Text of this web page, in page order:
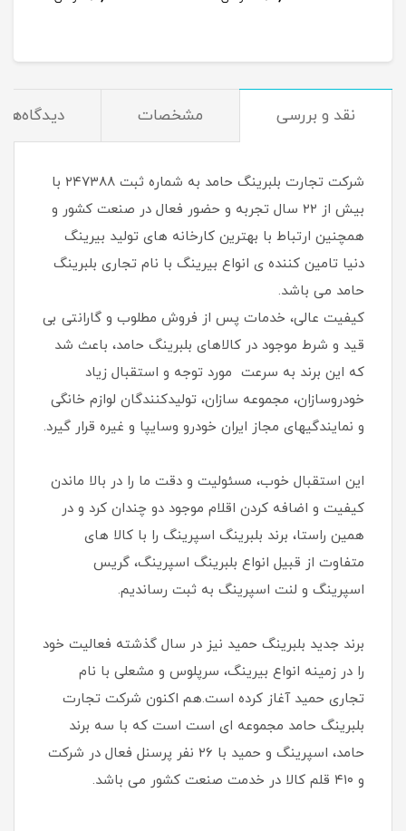
نقد و بررسی مشخصات دیدگاه‌ها
شرکت تجارت بلبرینگ حامد به شماره ثبت ۲۴۷۳۸۸ با
بیش از ۲۲ سال تجربه و حضور فعال در صنعت کشور و
همچنین ارتباط با بهترین کارخانه های تولید بیرینگ
دنیا تامین کننده ی انواع بیرینگ با نام تجاری بلبرینگ
حامد می باشد.
کیفیت عالی، خدمات پس از فروش مطلوب و گارانتی بی
قید و شرط موجود در کالاهای بلبرینگ حامد، باعث شد
که این برند به سرعت مورد توجه و استقبال زیاد
خودروسازان، مجموعه سازان، تولیدکنندگان لوازم خانگی
و نمایندگیهای مجاز ایران خودرو وسایپا و غیره قرار گیرد.
این استقبال خوب، مسئولیت و دقت ما را در بالا ماندن
کیفیت و اضافه کردن اقلام موجود دو چندان کرد و در
همین راستا، برند بلبرینگ اسپرینگ را با کالا های
متفاوت از قبیل انواع بلبرینگ اسپرینگ، گریس
اسپرینگ و لنت اسپرینگ به ثبت رساندیم.
برند جدید بلبرینگ حمید نیز در سال گذشته فعالیت خود
را در زمینه انواع بیرینگ، سرپلوس و مشعلی با نام
تجاری حمید آغاز کرده است.هم اکنون شرکت تجارت
بلبرینگ حامد مجموعه ای است است که با سه برند
حامد، اسپرینگ و حمید با ۲۶ نفر پرسنل فعال در شرکت
و ۴۱۰ قلم کالا در خدمت صنعت کشور می باشد.